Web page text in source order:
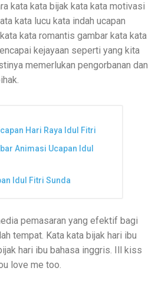
kata kata bijak kata kata motivasi
kata lucu kata indah ucapan
kata romantis gambar kata kata
kejayaan seperti yang kita
memerlukan pengorbanan dan
Hari Raya Idul Fitri
Animasi Ucapan Idul
Idul Fitri Sunda
pemasaran yang efektif bagi
tempat. Kata kata bijak hari ibu
hari ibu bahasa inggris. Ill kiss
love me too.